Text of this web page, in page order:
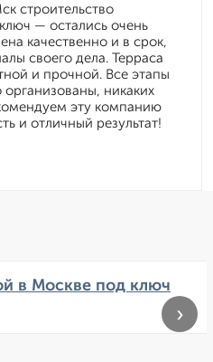
строительство
— остались очень
качественно и в срок,
своего дела. Терраса
и прочной. Все этапы
организованы, никаких
эту компанию
и отличный результат!
в Москве под ключ
›